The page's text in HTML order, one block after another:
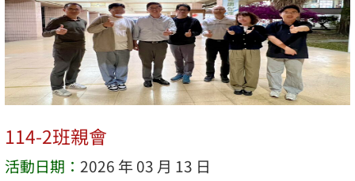
114-2班親會
活動日期： 2026 年 03 月 13 日